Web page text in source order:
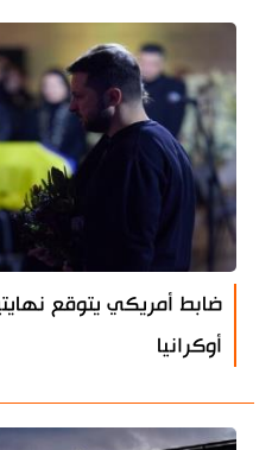
ضابط أمريكي يتوقع
أوكرانيا